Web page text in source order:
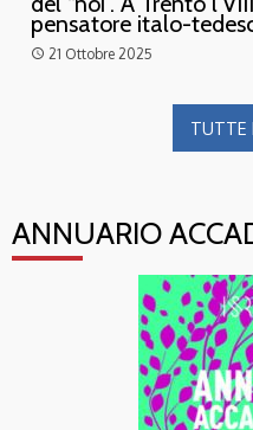
pensatore italo-
access_time 21 Ottobre 2025
TUTTE
ANNUARIO